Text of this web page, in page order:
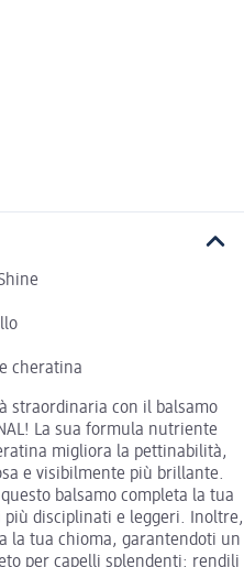
cheratina
straordinaria con il balsamo
La sua formula nutriente
migliora la pettinabilità,
e visibilmente più brillante.
balsamo completa la tua
disciplinati e leggeri. Inoltre,
la tua chioma, garantendoti un
per capelli splendenti: rendili